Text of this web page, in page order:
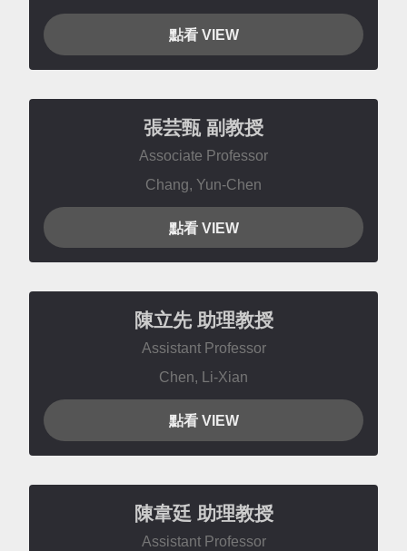
點看 VIEW
張芸甄 副教授
Associate Professor
Chang, Yun-Chen
點看 VIEW
陳立先 助理教授
Assistant Professor
Chen, Li-Xian
點看 VIEW
陳韋廷 助理教授
Assistant Professor